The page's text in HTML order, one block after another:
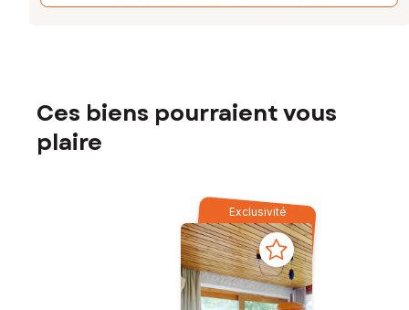
Ces biens pourraient vous
plaire
Exclusivité